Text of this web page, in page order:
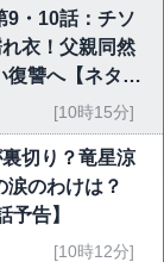
9・10話：チソ
衣！父親同然
復讐へ【ネタバ
[10時15分]
切り？竜星涼
涙のわけは？
予告】
[10時12分]